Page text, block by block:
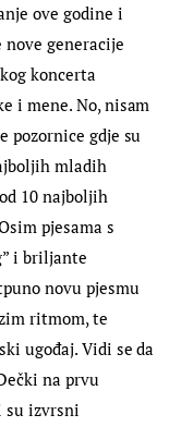
ove godine i
generacije
koncerta
i mene. No, nisam
pozornice gdje su
mladih
10 najboljih
pjesama s
i briljante
novu pjesmu
ritmom, te
ugođaj. Vidi se da
na prvu
su izvrsni